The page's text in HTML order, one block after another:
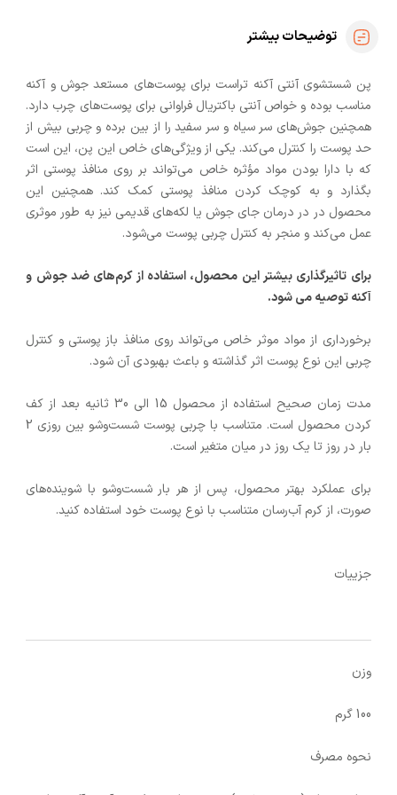
توضیحات بیشتر
پن شستشوی آنتی آکنه تراست برای پوست‌های مستعد جوش و آکنه
مناسب بوده و خواص آنتی باکتریال فراوانی برای پوست‌های چرب دارد.
همچنین جوش‌های سر سیاه و سر سفید را از بین برده و چربی بیش از
حد پوست را کنترل می‌کند. یکی از ویژگی‌های خاص این پن، این است
که با دارا بودن مواد مؤثره خاص می‌تواند بر روی منافذ پوستی اثر
بگذارد و به کوچک کردن منافذ پوستی کمک کند. همچنین این
محصول در در درمان جای جوش یا لکه‌های قدیمی نیز به طور موثری
عمل می‌کند و منجر به کنترل چربی پوست می‌شود.
برای تاثیرگذاری بیشتر این محصول، استفاده از کرم‌های ضد جوش و
آکنه توصیه می شود.
برخورداری از مواد موثر خاص می‌تواند روی منافذ باز پوستی و کنترل
چربی این نوع پوست اثر گذاشته و باعث بهبودی آن شود.
مدت زمان صحیح استفاده از محصول 15 الی 30 ثانیه بعد از کف
کردن محصول است. متناسب با چربی پوست شست‌وشو بین روزی 2
بار در روز تا یک روز در میان متغیر است.
برای عملکرد بهتر محصول، پس از هر بار شست‌وشو با شوینده‌های
صورت، از کرم آب‌رسان متناسب با نوع پوست خود استفاده کنید.
جزییات
وزن
100 گرم
نحوه‌ مصرف